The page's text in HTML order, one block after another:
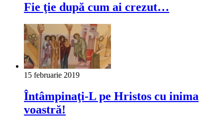
Fie ţie după cum ai crezut…
15 februarie 2019
Întâmpinaţi-L pe Hristos cu inima
voastră!